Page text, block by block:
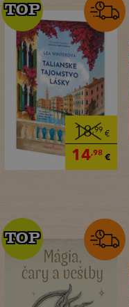
18,99 €
14,98€
TOP
TOP
TOP
TOP